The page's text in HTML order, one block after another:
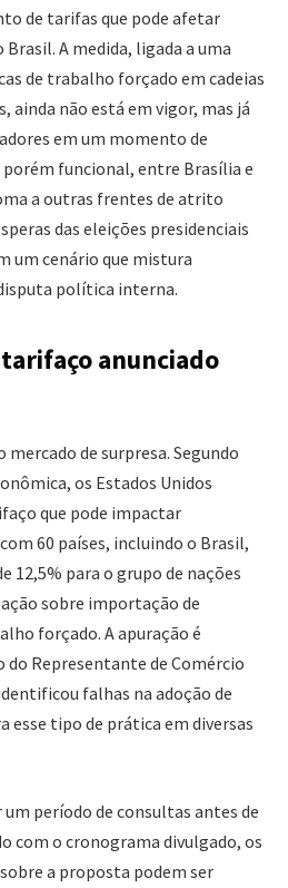
de tarifas que pode afetar
A medida, ligada a uma
de trabalho forçado em cadeias
ainda não está em vigor, mas já
em um momento de
funcional, entre Brasília e
a outras frentes de atrito
das eleições presidenciais
um cenário que mistura
política interna.
anunciado
de surpresa. Segundo
os Estados Unidos
que pode impactar
60 países, incluindo o Brasil,
12,5% para o grupo de nações
sobre importação de
forçado. A apuração é
Representante de Comércio
falhas na adoção de
esse tipo de prática em diversas
um período de consultas antes de
com o cronograma divulgado, os
a proposta podem ser